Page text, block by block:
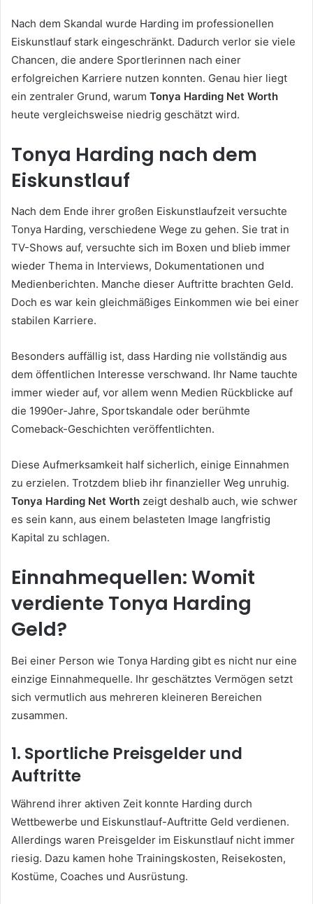
Nach dem Skandal wurde Harding im professionellen
Eiskunstlauf stark eingeschränkt. Dadurch verlor sie viele
Chancen, die andere Sportlerinnen nach einer
erfolgreichen Karriere nutzen konnten. Genau hier liegt
ein zentraler Grund, warum Tonya Harding Net Worth
heute vergleichsweise niedrig geschätzt wird.
Tonya Harding nach dem
Eiskunstlauf
Nach dem Ende ihrer großen Eiskunstlaufzeit versuchte
Tonya Harding, verschiedene Wege zu gehen. Sie trat in
TV-Shows auf, versuchte sich im Boxen und blieb immer
wieder Thema in Interviews, Dokumentationen und
Medienberichten. Manche dieser Auftritte brachten Geld.
Doch es war kein gleichmäßiges Einkommen wie bei einer
stabilen Karriere.
Besonders auffällig ist, dass Harding nie vollständig aus
dem öffentlichen Interesse verschwand. Ihr Name tauchte
immer wieder auf, vor allem wenn Medien Rückblicke auf
die 1990er-Jahre, Sportskandale oder berühmte
Comeback-Geschichten veröffentlichten.
Diese Aufmerksamkeit half sicherlich, einige Einnahmen
zu erzielen. Trotzdem blieb ihr finanzieller Weg unruhig.
Tonya Harding Net Worth zeigt deshalb auch, wie schwer
es sein kann, aus einem belasteten Image langfristig
Kapital zu schlagen.
Einnahmequellen: Womit
verdiente Tonya Harding
Geld?
Bei einer Person wie Tonya Harding gibt es nicht nur eine
einzige Einnahmequelle. Ihr geschätztes Vermögen setzt
sich vermutlich aus mehreren kleineren Bereichen
zusammen.
1. Sportliche Preisgelder und
Auftritte
Während ihrer aktiven Zeit konnte Harding durch
Wettbewerbe und Eiskunstlauf-Auftritte Geld verdienen.
Allerdings waren Preisgelder im Eiskunstlauf nicht immer
riesig. Dazu kamen hohe Trainingskosten, Reisekosten,
Kostüme, Coaches und Ausrüstung.